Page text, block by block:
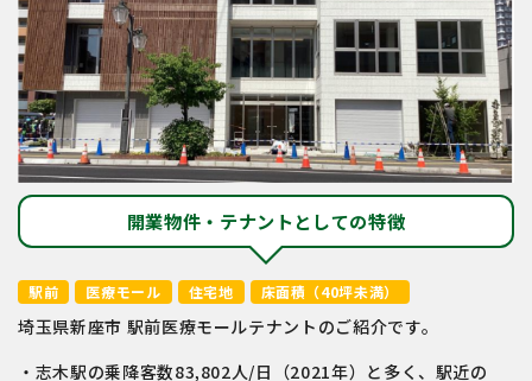
開業物件・テナントとしての特徴
駅前 医療モール 住宅地 床面積（40坪未満）
埼玉県新座市 駅前医療モールテナントのご紹介です。
・志木駅の乗降客数83,802人/日（2021年）と多く、駅近の